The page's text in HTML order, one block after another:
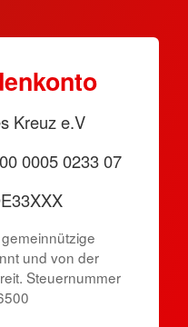
Kreuz e.V
0005 0233 07
und von der
Steuernummer